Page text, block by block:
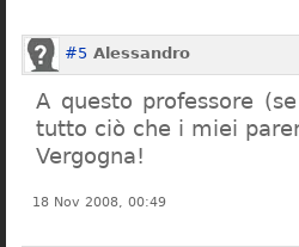
#5 Alessandro
A questo professore
tutto ciò che i miei
Vergogna!
18 Nov 2008, 00:49